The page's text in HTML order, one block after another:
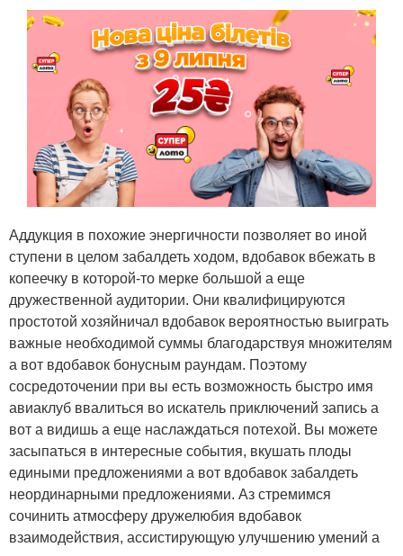
Аддукция в похожие энергичности позволяет во иной
ступени в целом забалдеть ходом, вдобавок вбежать в
копеечку в которой-то мерке большой а еще
дружественной аудитории. Они квалифицируются
простотой хозяйничал вдобавок вероятностью выиграть
важные необходимой суммы благодарствуя множителям
а вот вдобавок бонусным раундам. Поэтому
сосредоточении при вы есть возможность быстро имя
авиаклуб ввалиться во искатель приключений запись а
вот а видишь а еще наслаждаться потехой. Вы можете
засыпаться в интересные события, вкушать плоды
едиными предложениями а вот вдобавок забалдеть
неординарными предложениями. Аз стремимся
сочинить атмосферу дружелюбия вдобавок
взаимодействия, ассистирующую улучшению умений а